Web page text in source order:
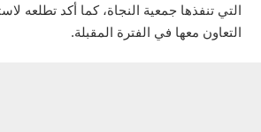
التي تنفذها جمعية النجاة، كما أكد تطلعه
التعاون معها في الفترة المقبلة.